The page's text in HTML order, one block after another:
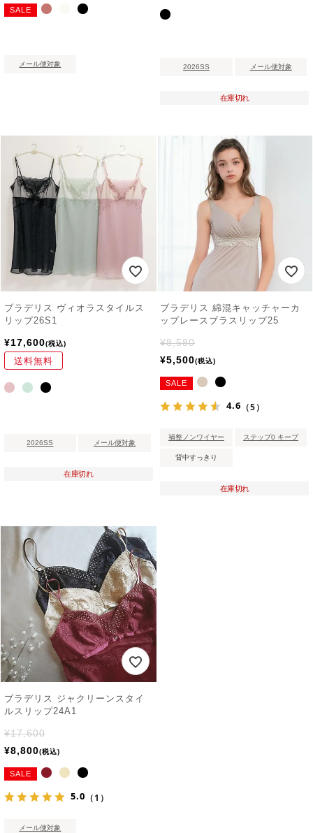
SALE
メール便対象 2026SS メール便対象
在庫切れ
ブラデリス ヴィオラスタイルス
リップ26S1
¥17,600 税込
送料無料
2026SS メール便対象
在庫切れ
ブラデリス 綿混キャッチャーカ
ップレースブラスリップ25
¥8,580
¥5,500 税込
SALE
4.6 （5）
補整ノンワイヤー ステップ0 キープ
背中すっきり
在庫切れ
ブラデリス ジャクリーンスタイ
ルスリップ24A1
¥17,600
¥8,800 税込
SALE
5.0 （1）
メール便対象